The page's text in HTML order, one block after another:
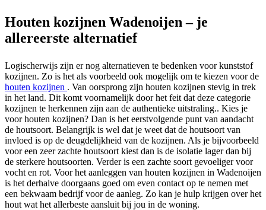
Houten kozijnen Wadenoijen – je
allereerste alternatief
Logischerwijs zijn er nog alternatieven te bedenken voor kunststof
kozijnen. Zo is het als voorbeeld ook mogelijk om te kiezen voor de
houten kozijnen . Van oorsprong zijn houten kozijnen stevig in trek
in het land. Dit komt voornamelijk door het feit dat deze categorie
kozijnen te herkennen zijn aan de authentieke uitstraling.. Kies je
voor houten kozijnen? Dan is het eerstvolgende punt van aandacht
de houtsoort. Belangrijk is wel dat je weet dat de houtsoort van
invloed is op de deugdelijkheid van de kozijnen. Als je bijvoorbeeld
voor een zeer zachte houtsoort kiest dan is de isolatie lager dan bij
de sterkere houtsoorten. Verder is een zachte soort gevoeliger voor
vocht en rot. Voor het aanleggen van houten kozijnen in Wadenoijen
is het derhalve doorgaans goed om even contact op te nemen met
een bekwaam bedrijf voor de aanleg. Zo kan je hulp krijgen over het
hout wat het allerbeste aansluit bij jou in de woning.